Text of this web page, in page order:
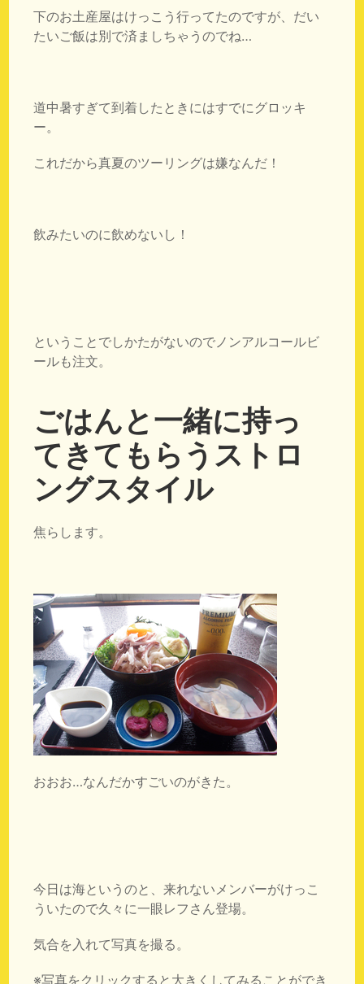
下のお土産屋はけっこう行ってたのですが、だい
たいご飯は別で済ましちゃうのでね…
道中暑すぎて到着したときにはすでにグロッキ
ー。
これだから真夏のツーリングは嫌なんだ！
飲みたいのに飲めないし！
ということでしかたがないのでノンアルコールビ
ールも注文。
ごはんと一緒に持っ
てきてもらうストロ
ングスタイル
焦らします。
おおお…なんだかすごいのがきた。
今日は海というのと、来れないメンバーがけっこ
ういたので久々に一眼レフさん登場。
気合を入れて写真を撮る。
※写真をクリックすると大きくしてみることができ